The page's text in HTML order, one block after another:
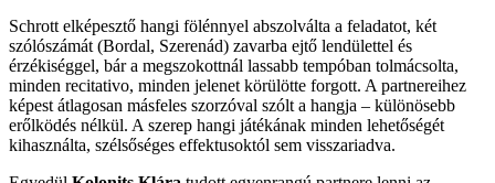
Schrott elképesztő hangi fölénnyel abszolválta a feladatot, két
szólószámát (Bordal, Szerenád) zavarba ejtő lendülettel és
érzékiséggel, bár a megszokottnál lassabb tempóban tolmácsolta,
minden recitativo, minden jelenet körülötte forgott. A partnereihez
képest átlagosan másfeles szorzóval szólt a hangja – különösebb
erőlködés nélkül. A szerep hangi játékának minden lehetőségét
kihasználta, szélsőséges effektusoktól sem visszariadva.